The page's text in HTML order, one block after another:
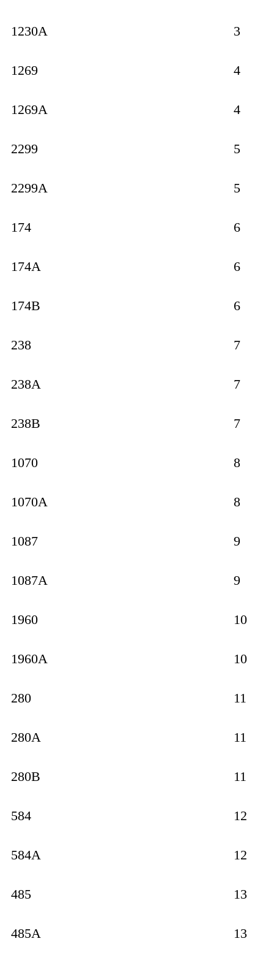
1230A 3
1269 4
1269A 4
2299 5
2299A 5
174 6
174A 6
174B 6
238 7
238A 7
238B 7
1070 8
1070A 8
1087 9
1087A 9
1960 10
1960A 10
280 11
280A 11
280B 11
584 12
584A 12
485 13
485A 13